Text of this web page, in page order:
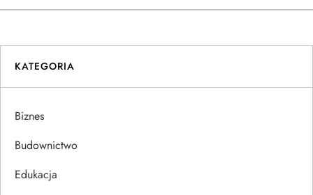
w
i
g
a
c
KATEGORIA
Biznes
Budownictwo
Edukacja